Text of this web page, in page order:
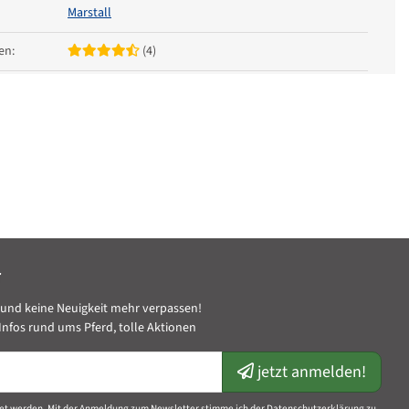
Marstall
(4)
Senior
keine Neuigkeit mehr verpassen!
rund ums Pferd, tolle Aktionen
jetzt anmelden!